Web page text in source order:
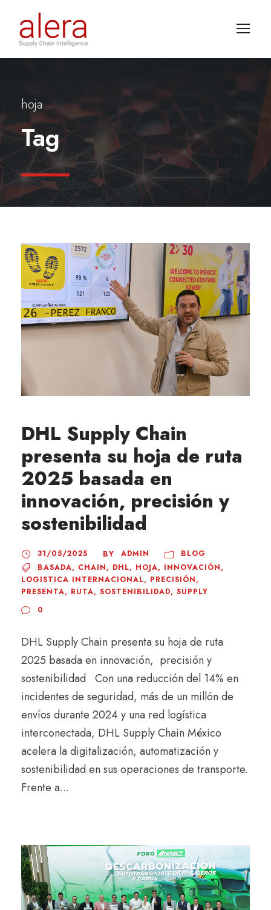
hoja
Tag
DHL Supply Chain
presenta su hoja de ruta
2025 basada en
innovación, precisión y
sostenibilidad
31/05/2025 BY ADMIN
BLOG
BASADA, CHAIN, DHL, HOJA, INNOVACIÓN,
LOGISTICA INTERNACIONAL, PRECISIÓN,
PRESENTA, RUTA, SOSTENIBILIDAD, SUPPLY
0
DHL Supply Chain presenta su hoja de ruta
2025 basada en innovación, precisión y
sostenibilidad Con una reducción del 14% en
incidentes de seguridad, más de un millón de
envíos durante 2024 y una red logística
interconectada, DHL Supply Chain México
acelera la digitalización, automatización y
sostenibilidad en sus operaciones de transporte.
Frente a...